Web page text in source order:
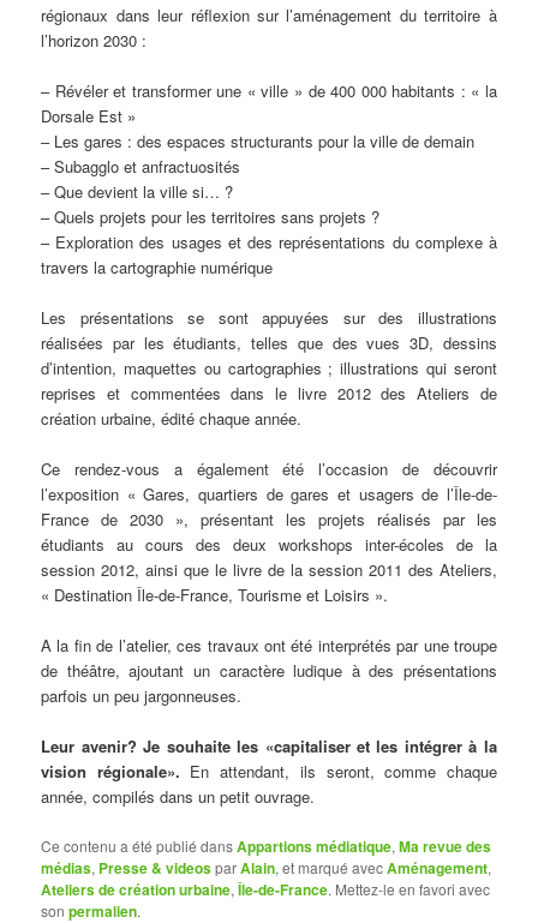
régionaux dans leur réflexion sur l’aménagement du territoire à
l’horizon 2030 :
– Révéler et transformer une « ville » de 400 000 habitants : « la
Dorsale Est »
– Les gares : des espaces structurants pour la ville de demain
– Subagglo et anfractuosités
– Que devient la ville si… ?
– Quels projets pour les territoires sans projets ?
– Exploration des usages et des représentations du complexe à
travers la cartographie numérique
Les présentations se sont appuyées sur des illustrations
réalisées par les étudiants, telles que des vues 3D, dessins
d’intention, maquettes ou cartographies ; illustrations qui seront
reprises et commentées dans le livre 2012 des Ateliers de
création urbaine, édité chaque année.
Ce rendez-vous a également été l’occasion de découvrir
l’exposition « Gares, quartiers de gares et usagers de l’Île-de-
France de 2030 », présentant les projets réalisés par les
étudiants au cours des deux workshops inter-écoles de la
session 2012, ainsi que le livre de la session 2011 des Ateliers,
« Destination Île-de-France, Tourisme et Loisirs ».
A la fin de l’atelier, ces travaux ont été interprétés par une troupe
de théâtre, ajoutant un caractère ludique à des présentations
parfois un peu jargonneuses.
Leur avenir? Je souhaite les «capitaliser et les intégrer à la
vision régionale». En attendant, ils seront, comme chaque
année, compilés dans un petit ouvrage.
Ce contenu a été publié dansAppartions médiatique,Ma revue des
médias, Presse & videosparAlain, et marqué avecAménagement,
Ateliers de création urbaine,Île-de-France. Mettez-le en favori avec
sonpermalien.